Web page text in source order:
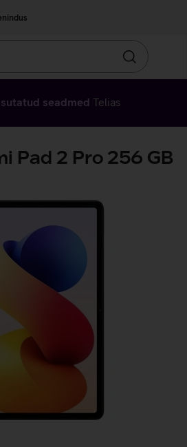
Otsin
seadmed Telias
Pad 2 Pro 256 GB